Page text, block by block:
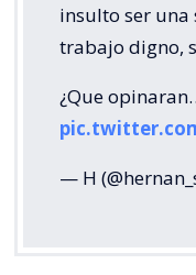
insulto ser una
trabajo digno,
¿Que
— H